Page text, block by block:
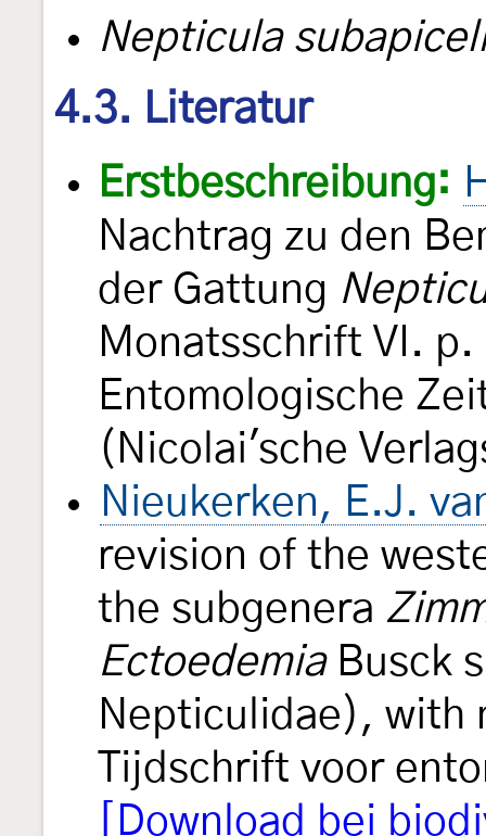
Nepticula
4.3. Literatur
Erstbeschreibung:
Nachtrag zu den
der Gattung
Monatsschrift VI.
Entomologische
(Nicolai'sche
Nieukerken, E.J.
revision of the
the subgenera
EctoedemiaBusck
Nepticulidae), with
Tijdschrift voor
[Download bei